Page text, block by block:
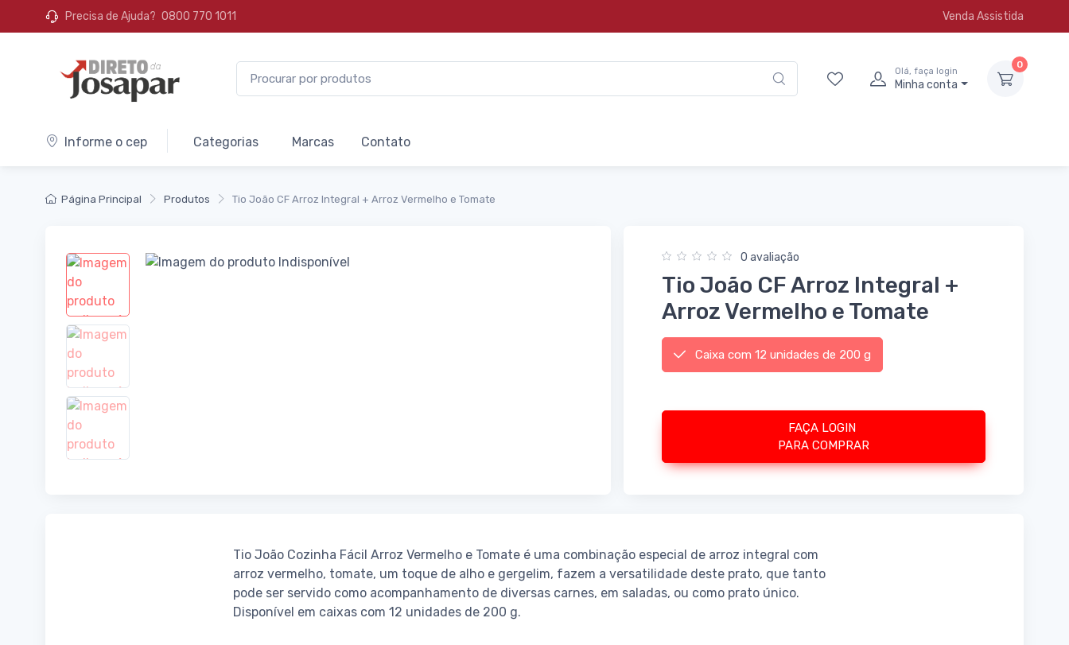
Precisa de Ajuda? 0800 770 1011 Venda Assistida
Olá, faça login
Minha conta
0
Informe o cep Categorias Marcas Contato
Página Principal Produtos Tio João CF Arroz Integral + Arroz Vermelho e Tomate
0 avaliação
Tio João CF Arroz Integral +
Arroz Vermelho e Tomate
Caixa com 12 unidades de 200 g
FAÇA LOGIN
PARA COMPRAR
Tio João Cozinha Fácil Arroz Vermelho e Tomate é uma combinação especial de arroz integral com
arroz vermelho, tomate, um toque de alho e gergelim, fazem a versatilidade deste prato, que tanto
pode ser servido como acompanhamento de diversas carnes, em saladas, ou como prato único.
Disponível em caixas com 12 unidades de 200 g.